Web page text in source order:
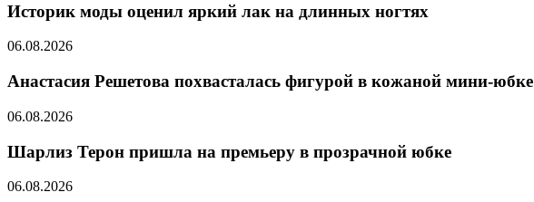
Историк моды оценил яркий лак на длинных ногтях
06.08.2026
Анастасия Решетова похвасталась фигурой в кожаной мини-юбке
06.08.2026
Шарлиз Терон пришла на премьеру в прозрачной юбке
06.08.2026